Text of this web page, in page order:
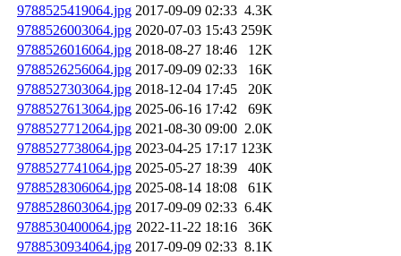
9788525419064.jpg 2017-09-09 02:33 4.3K
9788526003064.jpg 2020-07-03 15:43 259K
9788526016064.jpg 2018-08-27 18:46
12K
9788526256064.jpg 2017-09-09 02:33
16K
9788527303064.jpg 2018-12-04 17:45
20K
9788527613064.jpg 2025-06-16 17:42
69K
9788527712064.jpg 2021-08-30 09:00 2.0K
9788527738064.jpg 2023-04-25 17:17 123K
9788527741064.jpg 2025-05-27 18:39
40K
9788528306064.jpg 2025-08-14 18:08
61K
9788528603064.jpg 2017-09-09 02:33 6.4K
9788530400064.jpg 2022-11-22 18:16
36K
9788530934064.jpg 2017-09-09 02:33 8.1K